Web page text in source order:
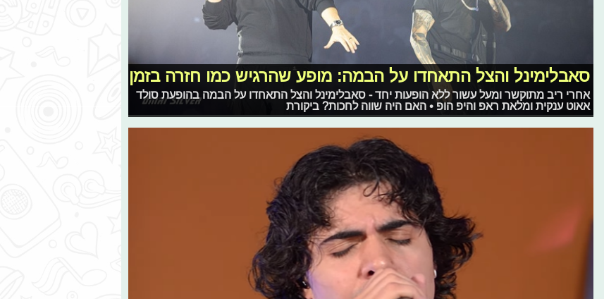
סאבלימינל והצל התאחדו על הבמה: מופע שהרגיש כמו חזרה בזמן
אחרי ריב מתוקשר ומעל עשור ללא הופעות יחד - סאבלימינל והצל התאחדו על הבמה בהופעת סולד
אאוט ענקית ומלאת ראפ והיפ הופ • האם היה שווה לחכות? ביקורת